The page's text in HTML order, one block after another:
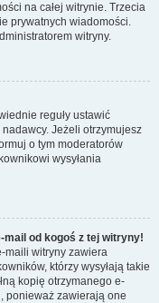
na całej witrynie. Trzecia
prywatnych wiadomości.
witryny.
reguły ustawić
Jeżeli otrzymujesz
o tym moderatorów
wysyłania
mail od kogoś z tej witryny!
maili witryny zawiera
którzy wysyłają takie
kopię otrzymanego e-
ponieważ zawierają one